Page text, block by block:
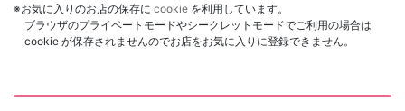
※お気に入りのお店の保存に cookie を利用しています。
ブラウザのプライベートモードやシークレットモードでご利用の場合は
cookie が保存されませんのでお店をお気に入りに登録できません。